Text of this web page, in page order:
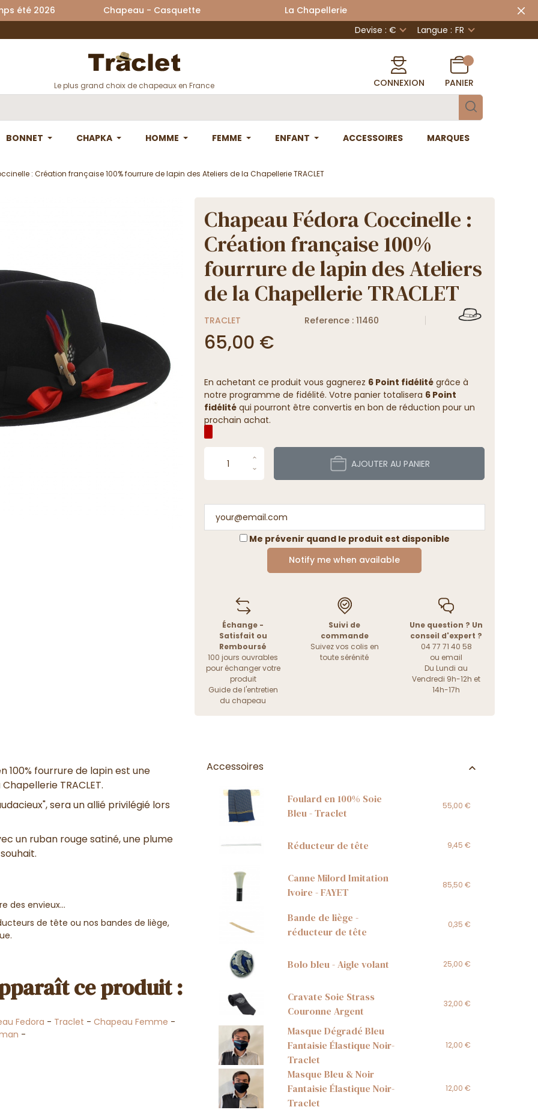
été 2026 Chapeau - Casquette La Chapellerie
Devise : €
Langue : FR
Le plus grand choix de chapeaux en France CONNEXION PANIER
BONNET CHAPKA HOMME FEMME ENFANT ACCESSOIRES MARQUES
: Création française 100% fourrure de lapin des Ateliers de la Chapellerie TRACLET
Chapeau Fédora Coccinelle :
Création française 100%
fourrure de lapin des Ateliers
de la Chapellerie TRACLET
TRACLET Reference : 11460
65,00 €
En achetant ce produit vous gagnerez 6 Point fidélitégrâce à
notre programme de fidélité. Votre panier totalisera 6 Point
fidélitéqui pourront être convertis en bon de réduction pour un
prochain achat.
AJOUTER AU PANIER
Me prévenir quand le produit est disponible
Notify me when available
Échange -
Satisfait ou
Remboursé
100 jours ouvrables
pour échanger votre
produit
Guide de l'entretien
du chapeau
Suivi de
commande
Suivez vos colis en
toute sérénité
Une question ? Un
conseil d'expert ?
04 77 71 40 58
ou email
Du Lundi au
Vendredi 9h-12h et
14h-17h
100% fourrure de lapin est une
TRACLET.
sera un allié privilégié lors
un ruban rouge satiné, une plume
des envieux...
de tête ou nos bandes de liège,
ce produit :
Fedora - Traclet - Chapeau Femme -
-
Accessoires
Foulard en 100% Soie
Bleu - Traclet
55,00 €
Réducteur de tête 9,45 €
Canne Milord Imitation
Ivoire - FAYET
85,50 €
Bande de liège -
réducteur de tête
0,35 €
Bolo bleu - Aigle volant 25,00 €
Cravate Soie Strass
Couronne Argent
32,00 €
Masque Dégradé Bleu
Fantaisie Élastique Noir-
Traclet
12,00 €
Masque Bleu & Noir
Fantaisie Élastique Noir-
Traclet
12,00 €